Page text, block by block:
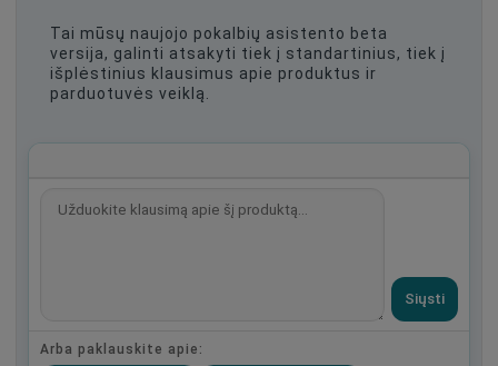
Tai mūsų naujojo pokalbių asistento beta
versija, galinti atsakyti tiek į standartinius, tiek į
išplėstinius klausimus apie produktus ir
parduotuvės veiklą.
Siųsti
Arba paklauskite apie: